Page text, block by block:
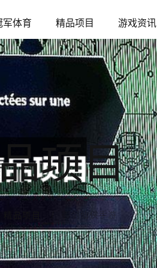
体育 精品项目 游戏资讯
项目
御剑仙侠手游